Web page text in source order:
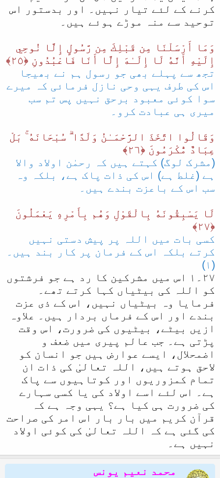
کرنے کے لئے تیار نہیں۔ اور بدستور اس
توحید سے منہ موڑے ہوئے ہیں۔
وَمَا أَرْ‌سَلْنَا مِن قَبْلِكَ مِن رَّ‌سُولٍ إِلَّا نُوحِي
إِلَيْهِ أَنَّهُ لَا إِلَـٰهَ إِلَّا أَنَا فَاعْبُدُونِ ﴿٢٥﴾
تجھ سے پہلے بھی جو رسول ہم نے بھیجا
اس کی طرف یہی وحی نازل فرمائی کہ میرے
سوا کوئی معبود برحق نہیں پس تم سب
میری ہی عبادت کرو۔
وَقَالُوا اتَّخَذَ الرَّ‌حْمَـٰنُ وَلَدًا ۗ سُبْحَانَهُ ۚ بَلْ
عِبَادٌ مُّكْرَ‌مُونَ ﴿٢٦﴾
(مشرک لوگ) کہتے ہیں کہ رحمٰن اولاد والا
ہے (غلط ہے) اس کی ذات پاک ہے، بلکہ وہ
سب اس کے باعزت بندے ہیں۔
لَا يَسْبِقُونَهُ بِالْقَوْلِ وَهُم بِأَمْرِ‌هِ يَعْمَلُونَ
﴿٢٧﴾
کسی بات میں اللہ پر پیش دستی نہیں
کرتے بلکہ اس کے فرمان پر کار بند ہیں۔
(١)
٢٧۔١ اس میں مشرکین کا رد ہے جو فرشتوں
کو اللہ کی بیٹیاں کہا کرتے تھے۔
فرمایا وہ بیٹیاں نہیں، اس کے ذی عزت
بندے اور اس کے فرماں بردار ہیں۔ علاوہ
ازیں بیٹے، بیٹیوں کی ضرورت، اس وقت
پڑتی ہے۔ جب عالم پیری میں ضعف و
اضمحلال، ایسے عوارض ہیں جو انسان کو
لاحق ہوتے ہیں، اللہ تعالیٰ کی ذات ان
تمام کمزوریوں اور کوتاہیوں سے پاک
ہے۔ اس لئے اسے اولاد کی یا کسی سہارے
کی ضرورت ہی کیا ہے؟ یہی وجہ ہے کہ
قرآن کریم میں بار بار اس امر کی صراحت
کی گئی ہے کہ اللہ تعالیٰ کی کوئی اولاد
نہیں ہے۔
محمد نعیم یونس